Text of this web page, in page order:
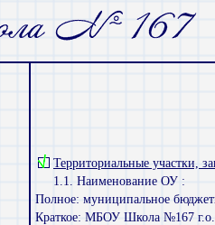
Территориальные участки,
1.1. Наименование ОУ :
Полное: муниципальное
Краткое: МБОУ Школа №167